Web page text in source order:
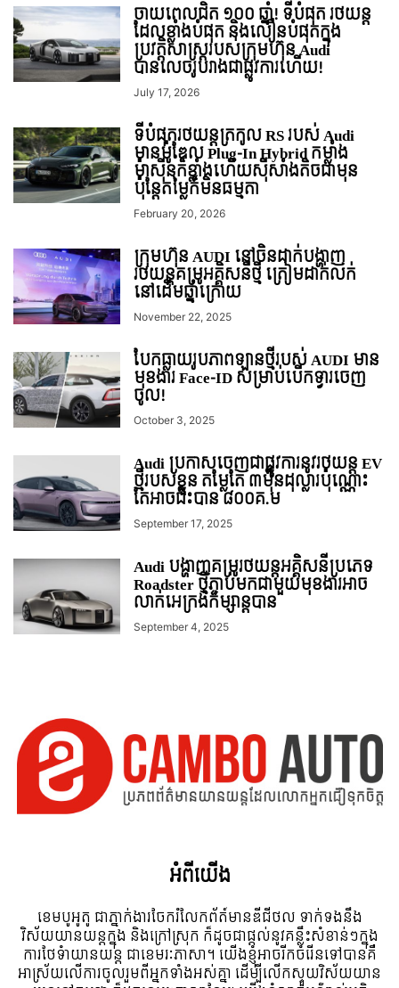
ចាយពេលជិត ១០០ ឆ្នាំ! ទីបំផុត រថយន្ត
ដែលខ្លាំងបំផុត និងលឿនបំផុតក្នុង
ប្រវត្តិសាស្ត្ររបស់ក្រុមហ៊ុន Audi
បានលេចរូបរាងជាផ្លូវការហើយ!
July 17, 2026
ទីបំផុតរថយន្ដត្រកូល RS របស់ Audi
មានម៉ូឌែល Plug-In Hybrid កម្លាំង
ម៉ាសុីនក៏ខ្លាំងហើយសុីសាំងតិចជាមុន
ប៉ុន្តែតម្លៃក៏មិនធម្មតា
February 20, 2026
ក្រុមហ៊ុន AUDI នៅចិនដាក់បង្ហាញ
រថយន្ដគម្រូអគ្គិសនីថ្មី ត្រៀមដាក់លក់
នៅដើមឆ្នាំក្រោយ
November 22, 2025
បែកធ្លាយរូបភាពឡានថ្មីរបស់​ AUDI មាន
មុខងារ Face-ID សម្រាប់បើកទ្វារចេញ
ចូល!
October 3, 2025
Audi ប្រកាសចេញជាផ្លូវការនូវរថយន្ត EV
ថ្មីរបស់ខ្លួន តម្លែតែ ៣មុឺនដុល្លារប៉ុណ្ណោះ
តែអាចជិះបាន ៨០០គ.ម
September 17, 2025
Audi បង្ហាញគម្រូរថយន្ដអគ្គិសនីប្រភេទ
Roadster ថ្មីភ្ជាប់មកជាមួយមុខងារអាច
លាក់អេក្រង់កម្សាន្ដបាន
September 4, 2025
អំពី​យើង
ខេមបូអូតូ ជាភ្នាក់ងារចែករំលែកព័ត៍មានឌីជីថល ទាក់ទងនឹង
វិស័យយានយន្តក្នុង និងក្រៅស្រុក ក៏ដូចជាផ្តល់នូវគន្លឹះសំខាន់ៗក្នុង
ការថែទំាយានយន្ត ជាខេមរៈភាសា។ យើងខ្ញុំអាចរីកចំរើនទៅបានគឺ
អាស្រ័យលើការចូលរួមពីអ្នកទាំងអស់គ្នា ដើម្បីលើកស្ទួយវិស័យយាន